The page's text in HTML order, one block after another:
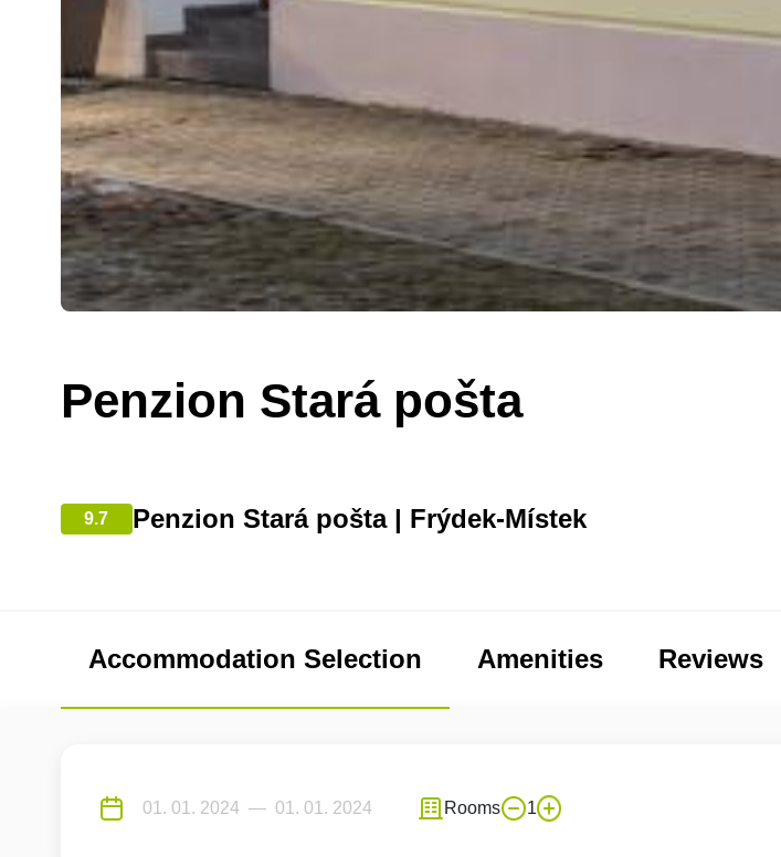
Penzion Stará pošta
9.7 Penzion Stará pošta | Frýdek-Místek
Accommodation Selection Amenities Reviews
Rooms 1